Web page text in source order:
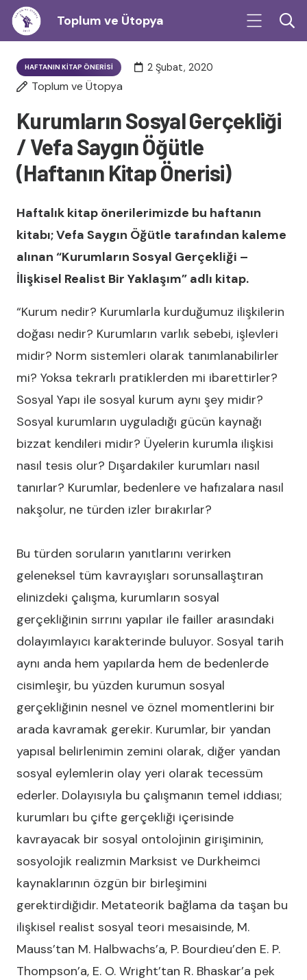
Toplum ve Ütopya
HAFTANIN KITAP ÖNERISI 2 Şubat, 2020
Toplum ve Ütopya
Kurumların Sosyal Gerçekliği
/ Vefa Saygın Öğütle
(Haftanın Kitap Önerisi)
Haftalık kitap önerilerimizde bu haftanın
kitabı; Vefa Saygın Öğütle tarafından kaleme
alınan “Kurumların Sosyal Gerçekliği –
İlişkisel Realist Bir Yaklaşım” adlı kitap.
“Kurum nedir? Kurumlarla kurduğumuz ilişkilerin
doğası nedir? Kurumların varlık sebebi, işlevleri
midir? Norm sistemleri olarak tanımlanabilirler
mi? Yoksa tekrarlı pratiklerden mi ibarettirler?
Sosyal Yapı ile sosyal kurum aynı şey midir?
Sosyal kurumların uyguladığı gücün kaynağı
bizzat kendileri midir? Üyelerin kurumla ilişkisi
nasıl tesis olur? Dışardakiler kurumları nasıl
tanırlar? Kurumlar, bedenlere ve hafızalara nasıl
nakşolur, ne türden izler bırakırlar?
Bu türden soruların yanıtlarını verirken
geleneksel tüm kavrayışları sorunsallaştıran
elinizdeki çalışma, kurumların sosyal
gerçekliğinin sırrını yapılar ile failler arasındaki
dolayımlayıcı karakterinde buluyor. Sosyal tarih
aynı anda hem yapılarda hem de bedenlerde
cisimleşir, bu yüzden kurumun sosyal
gerçekliğinin nesnel ve öznel momentlerini bir
arada kavramak gerekir. Kurumlar, bir yandan
yapısal belirlenimin zemini olarak, diğer yandan
sosyal eylemlerin olay yeri olarak tecessüm
ederler. Dolayısıyla bu çalışmanın temel iddiası;
kurumları bu çifte gerçekliği içerisinde
kavrayacak bir sosyal ontolojinin girişiminin,
sosyolojik realizmin Marksist ve Durkheimci
kaynaklarının özgün bir birleşimini
gerektirdiğidir. Metateorik bağlama da taşan bu
ilişkisel realist sosyal teori mesaisinde, M.
Mauss’tan M. Halbwachs’a, P. Bourdieu’den E. P.
Thompson’a, E. O. Wright’tan R. Bhaskar’a pek